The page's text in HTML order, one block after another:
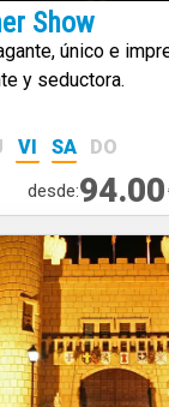
Show
único e
y seductora.
VI SA DO
desde:94.00